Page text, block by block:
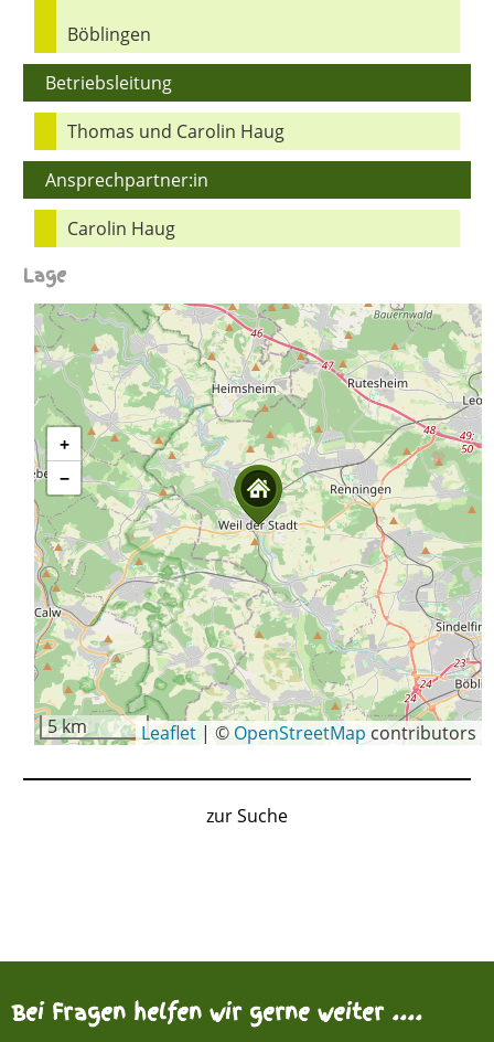
Böblingen
Betriebsleitung
Thomas und Carolin Haug
Ansprechpartner:in
Carolin Haug
Lage
+
−
5 km Leaflet | © OpenStreetMap contributors
zur Suche
Bei Fragen helfen wir gerne weiter ....